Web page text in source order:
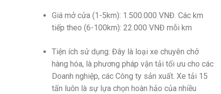
Giá mở cửa (1-5km): 1.500.000 VNĐ. Các km
tiếp theo (6-100km): 22.000 VNĐ mỗi km
Tiện ích sử dụng: Đây là loại xe chuyên chở
hàng hóa, là phương pháp vận tải tối ưu cho các
Doanh nghiệp, các Công ty sản xuất. Xe tải 15
tấn luôn là sự lựa chọn hoàn hảo của nhiều